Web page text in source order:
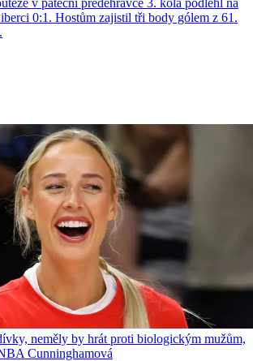
0:1. Hostům zajistil tři body gólem z 61.
neměly by hrát proti biologickým mužům,
Cunninghamová